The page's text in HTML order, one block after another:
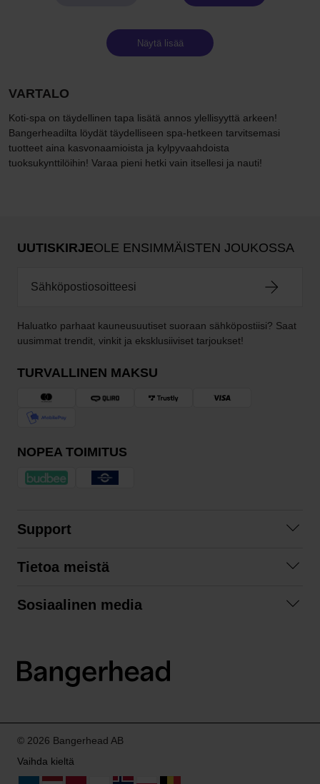
Näytä lisää
VARTALO
Koti-spa on täydellinen tapa lisätä annos ylellisyyttä arkeen!
Bangerheadilta löydät täydelliseen spa-hetkeen tarvitsemasi
tuotteet aina kasvonaamioista ja kylpyvaahdoista
tuoksukynttilöihin! Varaa pieni hetki vain itsellesi ja nauti!
UUTISKIRJEOLE ENSIMMÄISTEN JOUKOSSA
Haluatko parhaat kauneusuutiset suoraan sähköpostiisi? Saat
uusimmat trendit, vinkit ja eksklusiiviset tarjoukset!
TURVALLINEN MAKSU
NOPEA TOIMITUS
Support
Tilausehdot
Tietoa meistä
Sosiaalinen media
LinkedIn
© 2026 Bangerhead AB
Vaihda kieltä